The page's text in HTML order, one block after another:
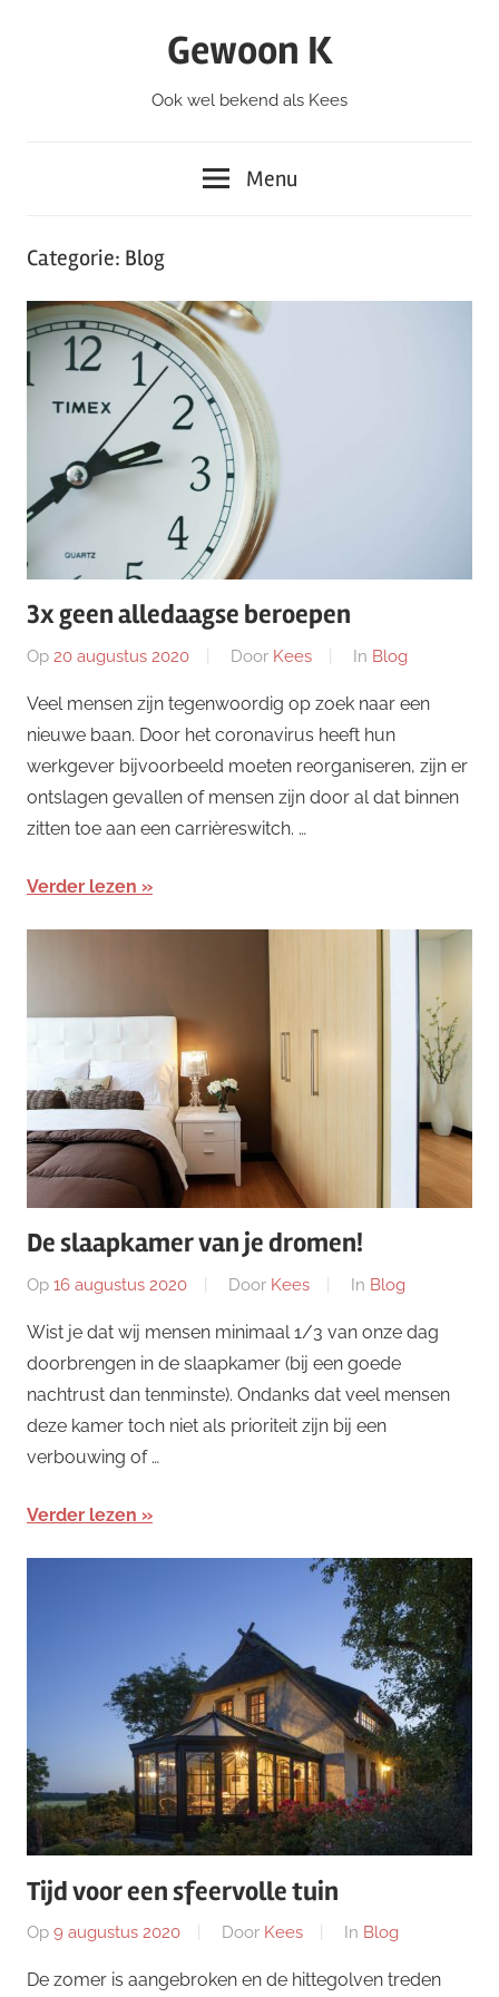
Gewoon K
Ook wel bekend als Kees
Menu
Categorie: Blog
3x geen alledaagse beroepen
Op 20 augustus 2020 Door Kees In Blog
Veel mensen zijn tegenwoordig op zoek naar een
nieuwe baan. Door het coronavirus heeft hun
werkgever bijvoorbeeld moeten reorganiseren, zijn er
ontslagen gevallen of mensen zijn door al dat binnen
zitten toe aan een carrièreswitch. …
Verder lezen
De slaapkamer van je dromen!
Op 16 augustus 2020 Door Kees In Blog
Wist je dat wij mensen minimaal 1/3 van onze dag
doorbrengen in de slaapkamer (bij een goede
nachtrust dan tenminste). Ondanks dat veel mensen
deze kamer toch niet als prioriteit zijn bij een
verbouwing of …
Verder lezen
Tijd voor een sfeervolle tuin
Op 9 augustus 2020 Door Kees In Blog
De zomer is aangebroken en de hittegolven treden